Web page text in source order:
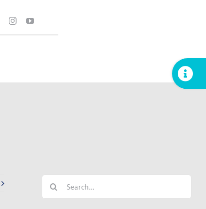
for:
Toggle
Sliding
Bar